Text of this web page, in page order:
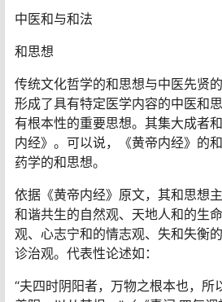
中医和与和法
和思想
传统文化哲学的和思想与中医先贤
形成了具有特定医学内容的中医和
有根本性的重要思想。其集大成者
内经》。可以说，《黄帝内经》的
药学的和思想。
依据《黄帝内经》原文，其和思想
和谐共生的自然观、天地人和的生
观、心志宁和的情志观、失和失衡
诊治观。代表性论述如：
“夫四时阴阳者，万物之根本也，所